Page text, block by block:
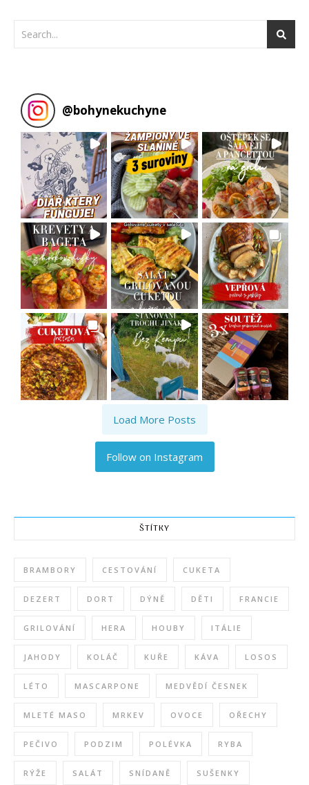
@bohynekuchyne
Load More Posts
Follow on Instagram
ŠTÍTKY
BRAMBORY CESTOVÁNÍ CUKETA
DEZERT DORT DÝNĚ DĚTI FRANCIE
GRILOVÁNÍ HERA HOUBY ITÁLIE
JAHODY KOLÁČ KUŘE KÁVA LOSOS
LÉTO MASCARPONE MEDVĚDÍ ČESNEK
MLETÉ MASO MRKEV OVOCE OŘECHY
PEČIVO PODZIM POLÉVKA RYBA
RÝŽE SALÁT SNÍDANĚ SUŠENKY